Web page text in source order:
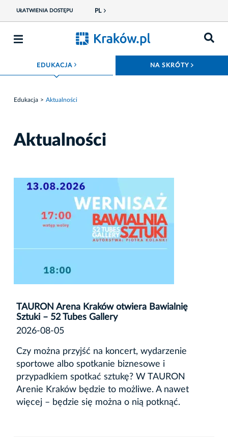
UŁATWIENIA DOSTĘPU PL
EDUKACJAROZWIŃ MENU NA SKRÓTY
Edukacja Aktualności
Aktualności
TAURON Arena Kraków otwiera Bawialnię
Sztuki – 52 Tubes Gallery
2026-08-05
Czy można przyjść na koncert, wydarzenie
sportowe albo spotkanie biznesowe i
przypadkiem spotkać sztukę? W TAURON
Arenie Kraków będzie to możliwe. A nawet
więcej – będzie się można o nią potknąć.